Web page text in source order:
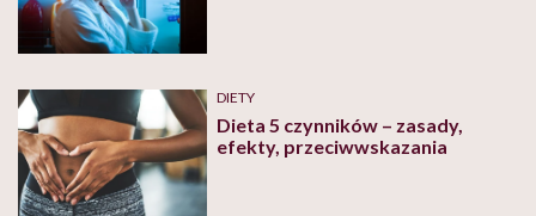
DIETY
Dieta 5 czynników – zasady,
efekty, przeciwwskazania